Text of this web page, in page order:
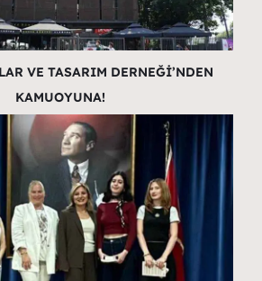
VE TASARIM DERNEĞİ’NDEN
KAMUOYUNA!